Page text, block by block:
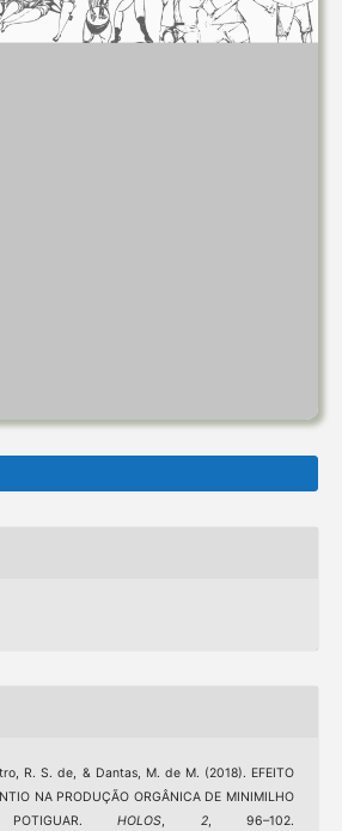
R. S. de, & Dantas, M. de M. (2018). EFEITO
NA PRODUÇÃO ORGÂNICA DE MINIMILHO
POTIGUAR.HOLOS, 2, 96–102.